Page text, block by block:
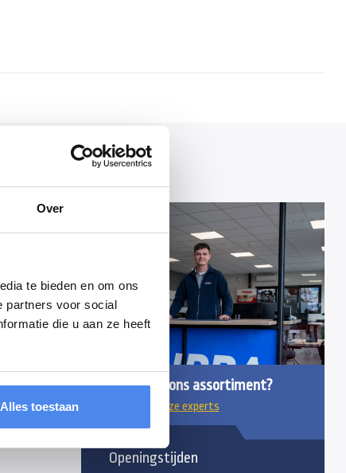
Over
te bieden en om ons
partners voor social
die u aan ze heeft
Alles toestaan
speciale
Zeer
Vragen over ons assortiment?
Chat met onze experts
Openingstijden